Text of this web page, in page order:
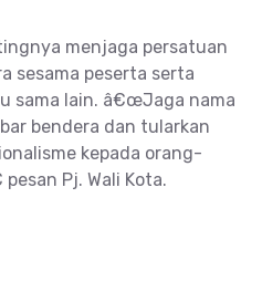
menjaga persatuan
sesama peserta serta
sama lain. â€œJaga nama
bendera dan tularkan
kepada orang-
Pj. Wali Kota.